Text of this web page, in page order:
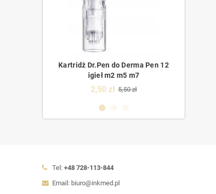
Kartridż Dr.Pen do Derma Pen 12
igieł m2 m5 m7
2,50 zł 5,50 zł
Tel: +48 728-113-844
Email: biuro@inkmed.pl